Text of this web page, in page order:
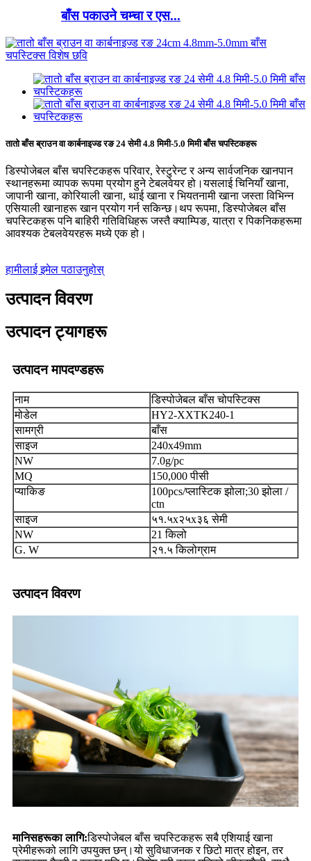
बाँस पकाउने चम्चा र एस...
तातो बाँस ब्राउन वा कार्बनाइज्ड रङ 24 सेमी 4.8 मिमी-5.0 मिमी बाँस चपस्टिकहरू
डिस्पोजेबल बाँस चपस्टिकहरू परिवार, रेस्टुरेन्ट र अन्य सार्वजनिक खानपान
स्थानहरूमा व्यापक रूपमा प्रयोग हुने टेबलवेयर हो।यसलाई चिनियाँ खाना,
जापानी खाना, कोरियाली खाना, थाई खाना र भियतनामी खाना जस्ता विभिन्न
एसियाली खानाहरू खान प्रयोग गर्न सकिन्छ।थप रूपमा, डिस्पोजेबल बाँस
चपस्टिकहरू पनि बाहिरी गतिविधिहरू जस्तै क्याम्पिङ, यात्रा र पिकनिकहरूमा
आवश्यक टेबलवेयरहरू मध्ये एक हो।
हामीलाई इमेल पठाउनुहोस्
उत्पादन विवरण
उत्पादन ट्यागहरू
उत्पादन मापदण्डहरू
नाम
डिस्पोजेबल बाँस चोपस्टिक्स
मोडेल
HY2-XXTK240-1
सामग्री
बाँस
साइज
240x49mm
NW
7.0g/pc
MQ
150,000 पीसी
प्याकिङ
100pcs/प्लास्टिक झोला;30 झोला /
ctn
साइज
५१.५x२५x३६ सेमी
NW
21 किलो
G. W
२१.५ किलोग्राम
उत्पादन विवरण
मानिसहरूका लागि:डिस्पोजेबल बाँस चपस्टिकहरू सबै एशियाई खाना
प्रेमीहरूको लागि उपयुक्त छन्।यो सुविधाजनक र छिटो मात्र होइन, तर